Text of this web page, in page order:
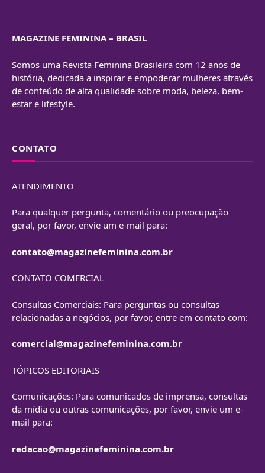
MAGAZINE FEMININA – BRASIL
Somos uma Revista Feminina Brasileira com 12 anos de
história, dedicada a inspirar e empoderar mulheres através
de conteúdo de alta qualidade sobre moda, beleza, bem-
estar e lifestyle.
CONTATO
ATENDIMENTO
Para qualquer pergunta, comentário ou preocupação
geral, por favor, envie um e-mail para:
contato@magazinefeminina.com.br
CONTATO COMERCIAL
Consultas Comerciais: Para perguntas ou consultas
relacionadas a negócios, por favor, entre em contato com:
comercial@magazinefeminina.com.br
TÓPICOS EDITORIAIS
Comunicações: Para comunicados de imprensa, consultas
da mídia ou outras comunicações, por favor, envie um e-
mail para:
redacao@magazinefeminina.com.br